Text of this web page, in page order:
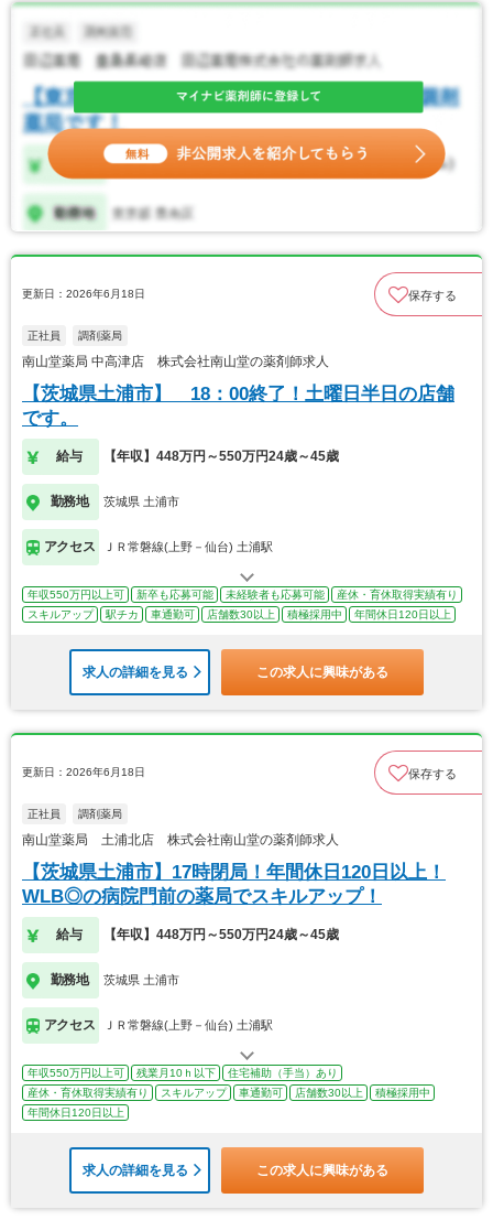
更新日：2026年6月18日 保存する
正社員 調剤薬局
南山堂薬局 中高津店 株式会社南山堂の薬剤師求人
【茨城県土浦市】 18：00終了！土曜日半日の店舗
です。
給与 【年収】448万円～550万円24歳～45歳
勤務地 茨城県 土浦市
アクセス ＪＲ常磐線(上野－仙台) 土浦駅
年収550万円以上可 新卒も応募可能 未経験者も応募可能
産休・育休取得実績有り
スキルアップ
駅チカ 車通勤可 店舗数30以上 積極採用中 年間休日120日以上
求人の詳細を見る この求人に興味がある
更新日：2026年6月18日 保存する
正社員 調剤薬局
南山堂薬局 土浦北店 株式会社南山堂の薬剤師求人
【茨城県土浦市】17時閉局！年間休日120日以上！
WLB◎の病院門前の薬局でスキルアップ！
給与 【年収】448万円～550万円24歳～45歳
勤務地 茨城県 土浦市
アクセス ＪＲ常磐線(上野－仙台) 土浦駅
年収550万円以上可 残業月10ｈ以下
住宅補助（手当）あり
産休・育休取得実績有り
スキルアップ 車通勤可 店舗数30以上
積極採用中
年間休日120日以上
求人の詳細を見る この求人に興味がある